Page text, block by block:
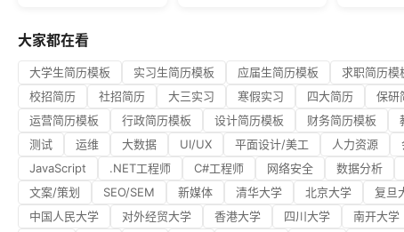
大家都在看
大学生简历模板 实习生简历模板 应届生简历模板 求职简历模
校招简历
社招简历 大三实习 寒假实习 四大简历 保研
运营简历模板
行政简历模板 设计简历模板 财务简历模板
测试
运维 大数据 UI/UX 平面设计/美工 人力资源
JavaScript
.NET工程师 C#工程师 网络安全 数据分析
文案/策划
SEO/SEM 新媒体 清华大学 北京大学 复旦
中国人民大学
对外经贸大学 香港大学 四川大学 南开大学